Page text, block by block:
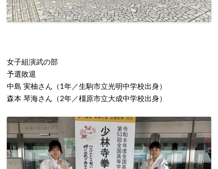
女子組演武の部
予選敗退
中島 実柚さん（1年／生駒市立光明中学校出身）
森本 琴海さん（2年／橿原市立大成中学校出身）